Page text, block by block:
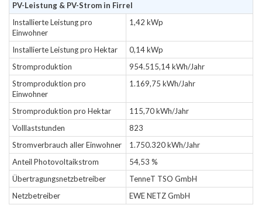
PV-Leistung & PV-Strom in Firrel
Installierte Leistung pro
Einwohner
1,42 kWp
Installierte Leistung pro Hektar
0,14 kWp
Stromproduktion
954.515,14 kWh/Jahr
Stromproduktion pro
Einwohner
1.169,75 kWh/Jahr
Stromproduktion pro Hektar
115,70 kWh/Jahr
Volllaststunden
823
Stromverbrauch aller Einwohner
1.750.320 kWh/Jahr
Anteil Photovoltaikstrom
54,53 %
Übertragungsnetzbetreiber
TenneT TSO GmbH
Netzbetreiber
EWE NETZ GmbH